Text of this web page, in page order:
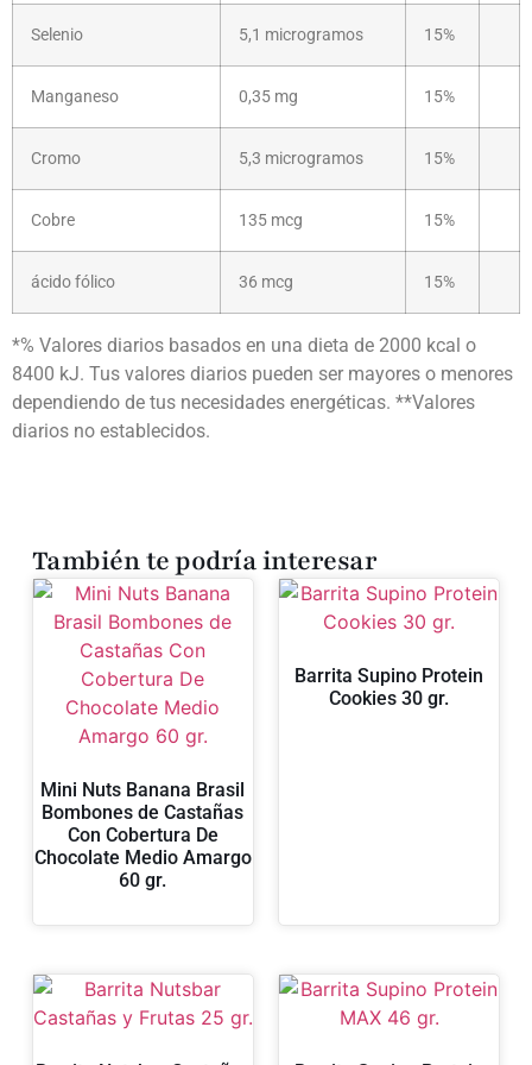
Selenio 5,1 microgramos 15%
Manganeso 0,35 mg 15%
Cromo 5,3 microgramos 15%
Cobre 135 mcg 15%
ácido fólico 36 mcg 15%
*% Valores diarios basados ​​en una dieta de 2000 kcal o
8400 kJ. Tus valores diarios pueden ser mayores o menores
dependiendo de tus necesidades energéticas. **Valores
diarios no establecidos.
También te podría interesar
Mini Nuts Banana Brasil
Bombones de Castañas
Con Cobertura De
Chocolate Medio Amargo
60 gr.
Barrita Supino Protein
Cookies 30 gr.